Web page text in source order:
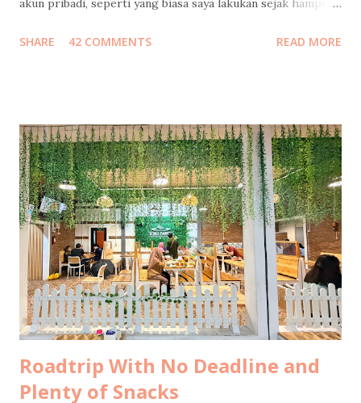
akun pribadi, seperti yang biasa saya lakukan sejak hampir
Facebook. Jawaban yang juga autopost ke facebook itu
media online mengcopas ditambah clickbaits. Tidak ada
media yang mewawancara saya terlebih dahulu ke saya
kecuali satu media yang menghasilkan tulisan berkelas
dengan data komprehensif ini . Well, ada juga yang sempat
email ke saya untuk meminta wawancara, tapi belum sempat
saya jawab, sudah menurunkan berita duluan selang sejam
setelah saya posting foto di bustrans Jakarta . Selebihnya...
Tidak ada yang konfirmasi terlebih d...
SHARE 42 COMMENTS READ MORE
Roadtrip With No Deadline and
Plenty of Snacks